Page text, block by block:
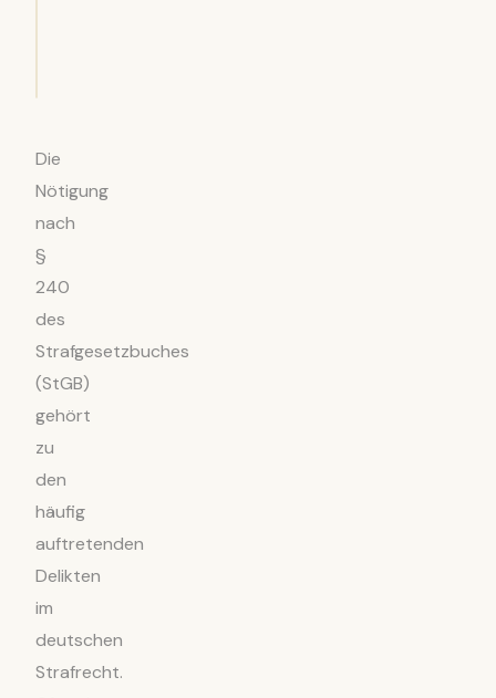
Die
Nötigung
nach
§
240
des
Strafgesetzbuches
(StGB)
gehört
zu
den
häufig
auftretenden
Delikten
im
deutschen
Strafrecht.